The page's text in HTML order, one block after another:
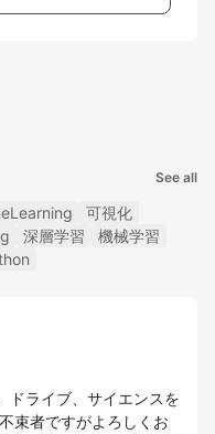
See all
可視化
深層学習
機械学習
ドライブ、サイエンスを
束者ですがよろしくお